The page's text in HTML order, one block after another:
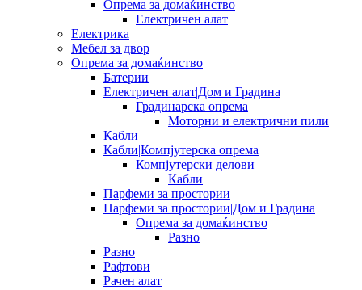
Опрема за домаќинство
Електричен алат
Електрика
Мебел за двор
Опрема за домаќинство
Батерии
Електричен алат|Дом и Градина
Градинарска опрема
Моторни и електрични пили
Кабли
Кабли|Компјутерска опрема
Компјутерски делови
Кабли
Парфеми за простории
Парфеми за простории|Дом и Градина
Опрема за домаќинство
Разно
Разно
Рафтови
Рачен алат